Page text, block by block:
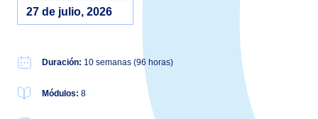
27 de julio, 2026
Duración: 10 semanas (96 horas)
Módulos: 8